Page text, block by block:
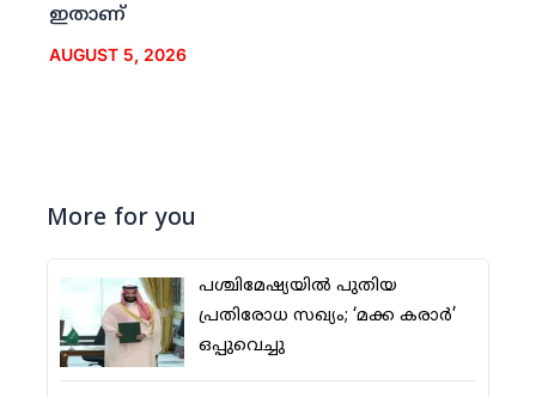
ഇതാണ്
AUGUST 5, 2026
More for you
പശ്ചിമേഷ്യയില്‍ പുതിയ
പ്രതിരോധ സഖ്യം; ‘മക്ക കരാര്‍’
ഒപ്പുവെച്ചു